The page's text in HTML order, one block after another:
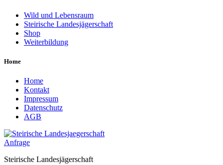
Wild und Lebensraum
Steirische Landesjägerschaft
Shop
Weiterbildung
Home
Home
Kontakt
Impressum
Datenschutz
AGB
Anfrage
Steirische Landesjägerschaft